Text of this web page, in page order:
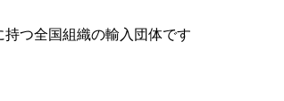
つ全国組織の輸入団体です